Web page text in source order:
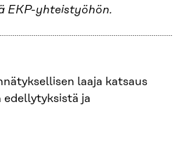
EKP-yhteistyöhön.
laaja katsaus
edellytyksistä ja